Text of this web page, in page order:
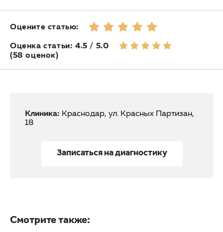
Оцените статью:
Оценка статьи: 4.5 / 5.0
(58 оценок)
Клиника: Краснодар, ул. Красных Партизан,
18
Записаться на диагностику
Смотрите также: